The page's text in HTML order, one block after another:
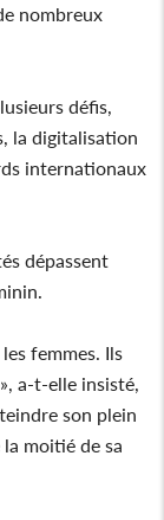
nombreux
défis,
la digitalisation
internationaux
dépassent
femmes. Ils
a-t-elle insisté,
son plein
moitié de sa